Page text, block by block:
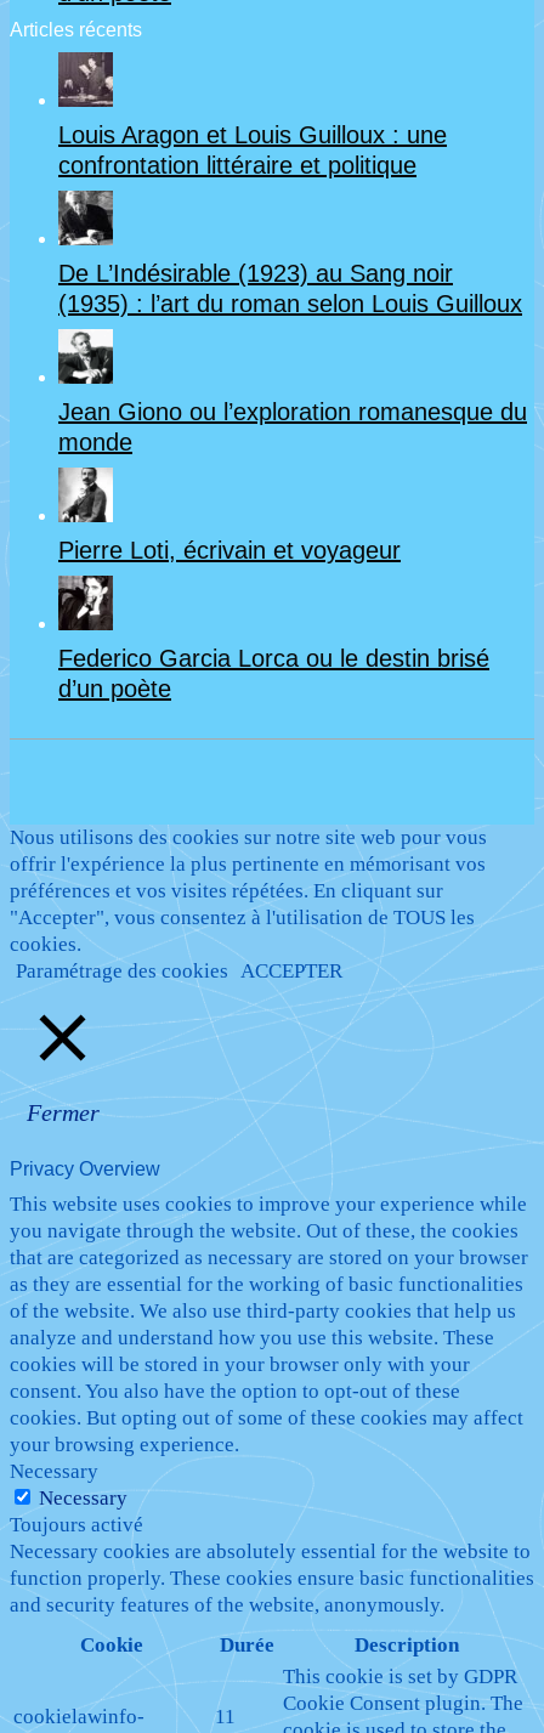
Articles récents
Louis Aragon et Louis Guilloux : une
confrontation littéraire et politique
De L’Indésirable (1923) au Sang noir
(1935) : l’art du roman selon Louis Guilloux
Jean Giono ou l’exploration romanesque du
monde
Pierre Loti, écrivain et voyageur
Federico Garcia Lorca ou le destin brisé
d’un poète
Nous utilisons des cookies sur notre site web pour vous
offrir l'expérience la plus pertinente en mémorisant vos
préférences et vos visites répétées. En cliquant sur
"Accepter", vous consentez à l'utilisation de TOUS les
cookies.
Paramétrage des cookies
ACCEPTER
Fermer
Privacy Overview
This website uses cookies to improve your experience while
you navigate through the website. Out of these, the cookies
that are categorized as necessary are stored on your browser
as they are essential for the working of basic functionalities
of the website. We also use third-party cookies that help us
analyze and understand how you use this website. These
cookies will be stored in your browser only with your
consent. You also have the option to opt-out of these
cookies. But opting out of some of these cookies may affect
your browsing experience.
Necessary
Necessary
Toujours activé
Necessary cookies are absolutely essential for the website to
function properly. These cookies ensure basic functionalities
and security features of the website, anonymously.
Cookie
Durée Description
cookielawinfo-
11
This cookie is set by GDPR
Cookie Consent plugin. The